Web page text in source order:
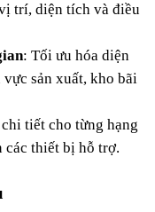
trí, diện tích và điều
: Tối ưu hóa diện
sản xuất, kho bãi
tiết cho từng hạng
các thiết bị hỗ trợ.